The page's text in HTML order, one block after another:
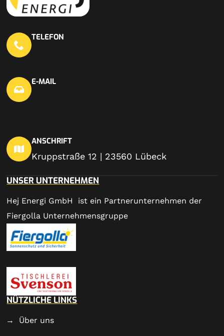
TELEFON
E-MAIL
ANSCHRIFT
Kruppstraße 12 | 23560 Lübeck
UNSER UNTERNEHMEN
Hej Energi GmbH ist ein Partnerunternehmen der
Fiergolla Unternehmensgruppe
NÜTZLICHE LINKS
Über uns